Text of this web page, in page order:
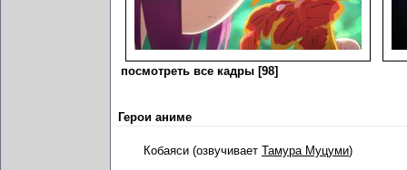
посмотреть все кадры [98]
Герои аниме
Кобаяси (озвучивает Тамура Муцуми)